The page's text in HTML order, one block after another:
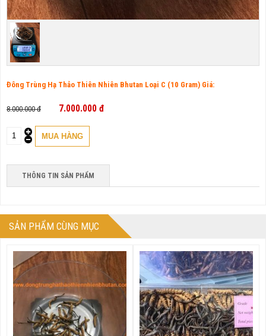
Đông Trùng Hạ Thảo Thiên Nhiên Bhutan Loại C (10 Gram) Giá:
8.000.000 đ 7.000.000 đ
THÔNG TIN SẢN PHẨM
SẢN PHẨM CÙNG MỤC